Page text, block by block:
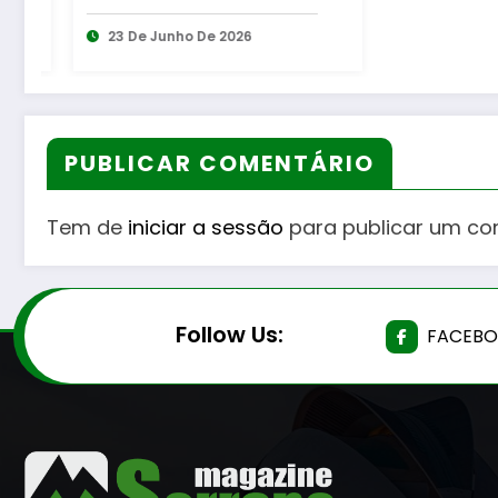
PUBLICAR COMENTÁRIO
Tem de iniciar a sessão para publicar um
Follow Us: